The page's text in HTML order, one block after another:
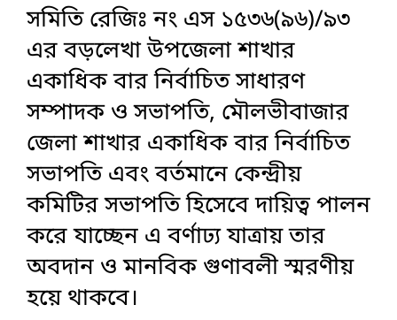
সমিতি রেজিঃ নং এস ১৫৩৬(৯৬)/৯৩
এর বড়লেখা উপজেলা শাখার
একাধিক বার নির্বাচিত সাধারণ
সম্পাদক ও সভাপতি, মৌলভীবাজার
জেলা শাখার একাধিক বার নির্বাচিত
সভাপতি এবং বর্তমানে কেন্দ্রীয়
কমিটির সভাপতি হিসেবে দায়িত্ব পালন
করে যাচ্ছেন এ বর্ণাঢ্য যাত্রায় তার
অবদান ও মানবিক গুণাবলী স্মরণীয়
হয়ে থাকবে।